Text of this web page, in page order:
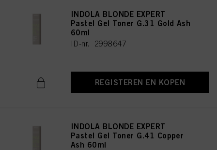
INDOLA BLONDE EXPERT
Pastel Gel Toner G.31 Gold Ash
60ml
ID-nr. 2998647
REGISTEREN EN KOPEN
INDOLA BLONDE EXPERT
Pastel Gel Toner G.41 Copper
Ash 60ml